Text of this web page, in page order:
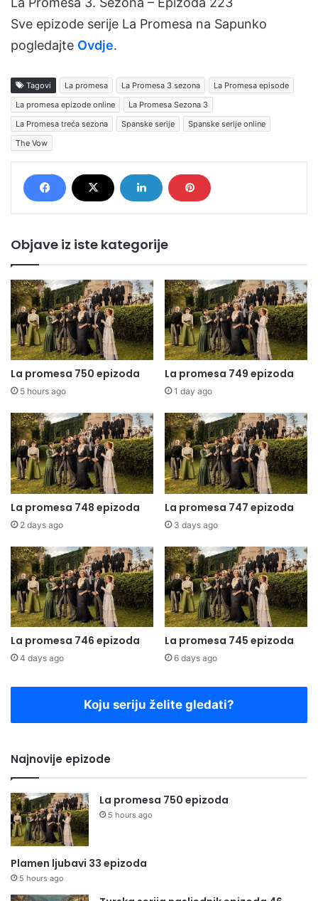
Sve epizode serije La Promesa na Sapunko
pogledajte Ovdje.
Tagovi La promesa La Promesa 3 sezona
La Promesa episode
La promesa epizode online
La Promesa Sezona 3
La Promesa treća sezona
Spanske serije
Spanske serije online
The Vow
Objave iz iste kategorije
La promesa 750 epizoda
5 hours ago
La promesa 749 epizoda
1 day ago
La promesa 748 epizoda
2 days ago
La promesa 747 epizoda
3 days ago
La promesa 746 epizoda
4 days ago
La promesa 745 epizoda
6 days ago
Koju seriju želite gledati?
Najnovije epizode
La promesa 750 epizoda
5 hours ago
Plamen ljubavi 33 epizoda
5 hours ago